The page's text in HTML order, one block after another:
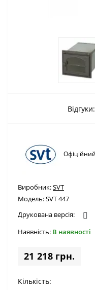
Відгуки:
Виробник:SVT
Модель:SVT 447
Друкована версія:
Наявність: В наявності
21 218 грн.
Кількість: